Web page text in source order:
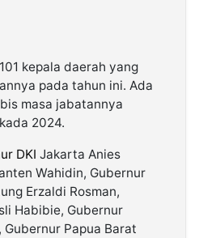
kepala daerah yang
pada tahun ini. Ada
masa jabatannya
2024.
DKI Jakarta Anies
Wahidin, Gubernur
Erzaldi Rosman,
Habibie, Gubernur
Papua Barat